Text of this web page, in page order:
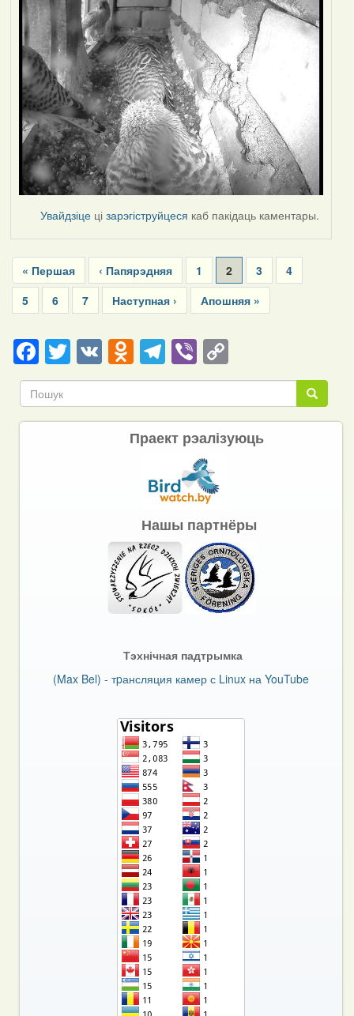
Увайдзіце цізарэгіструйцеся каб пакідаць каментары.
Pagination
First
page
« Першая
Previous
page
‹ Папярэдняя Page
1
Current
page
2 Page
3 Page
4
Page
5 Page
6 Page
7
Next
page
Наступная ›
Last
page
Апошняя »
Facebook
Twitter
VKOdnoklassniki
Telegram
ViberCopy
Link Пошук
Пошук
Праект рэалізуюць
Нашы партнёры
Тэхнічная падтрымка
(Max Bel) - тpансляция камер с Linux на YouTube